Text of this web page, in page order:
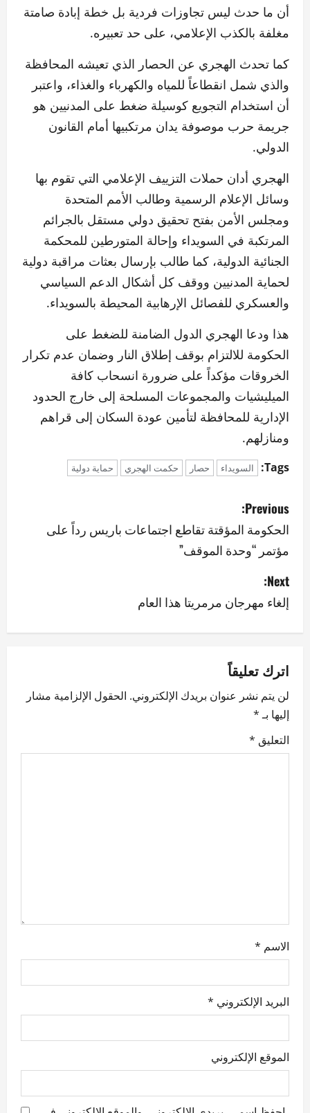
أن ما حدث ليس تجاوزات فردية بل خطة إبادة صامتة
مغلفة بالكذب الإعلامي، على حد تعبيره.
كما تحدث الهجري عن الحصار الذي تعيشه المحافظة
والذي شمل انقطاعاً للمياه والكهرباء والغذاء، واعتبر
أن استخدام التجويع كوسيلة ضغط على المدنيين هو
جريمة حرب موصوفة يدان مرتكبيها أمام القانون
الدولي.
الهجري أدان حملات التزييف الإعلامي التي تقوم بها
وسائل الإعلام الرسمية وطالب الأمم المتحدة
ومجلس الأمن بفتح تحقيق دولي مستقل بالجرائم
المرتكبة في السويداء وإحالة المتورطين للمحكمة
الجنائية الدولية، كما طالب بإرسال بعثات مراقبة دولية
لحماية المدنيين ووقف كل أشكال الدعم السياسي
والعسكري للفصائل الإرهابية المحيطة بالسويداء.
هذا ودعا الهجري الدول الضامنة للضغط على
الحكومة للالتزام بوقف إطلاق النار وضمان عدم تكرار
الخروقات مؤكداً على ضرورة انسحاب كافة
الميليشيات والمجموعات المسلحة إلى خارج الحدود
الإدارية للمحافظة لتأمين عودة السكان إلى قراهم
ومنازلهم.
Tags: السويداء حصار حكمت الهجري حماية دولية
P
o
s
t
n
v
i
g
a
Previous:
الحكومة المؤقتة تقاطع اجتماعات باريس رداً على
مؤتمر “وحدة الموقف”
Next:
إلغاء مهرجان مرمريتا هذا العام
اترك تعليقاً
لن يتم نشر عنوان بريدك الإلكتروني. الحقول الإلزامية مشار
إليها بـ*
التعليق *
الاسم *
البريد الإلكتروني *
الموقع الإلكتروني